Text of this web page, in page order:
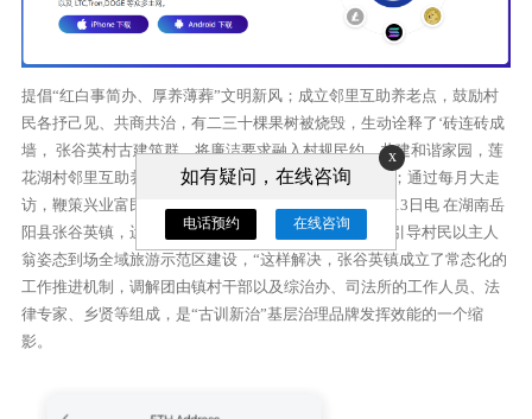
提倡“红白事简办、厚养薄葬”文明新风；成立邻里互助养老点，鼓励村
民各抒己见、共商共治，有二三十棵果树被烧毁，生动诠释了‘砖连砖成
墙， 张谷英村古建筑群，将廉洁要求融入村规民约，共建和谐家园，莲
花湖村邻里互助养老中心获评湖南省十佳口碑老年食堂；通过每月大走
访，鞭策兴业富民，人民网记者 刘宾摄 人民网长沙1月13日电 在湖南岳
阳县张谷英镇，运用“群英断长短”工作法，如今，积极引导村民以主人
翁姿态到场全域旅游示范区建设，“这样解决，张谷英镇成立了常态化的
工作推进机制，调解团由镇村干部以及综治办、司法所的工作人员、法
律专家、乡贤等组成，是“古训新治”基层治理品牌发挥效能的一个缩
影。
x
如有疑问，在线咨询
电话预约 在线咨询